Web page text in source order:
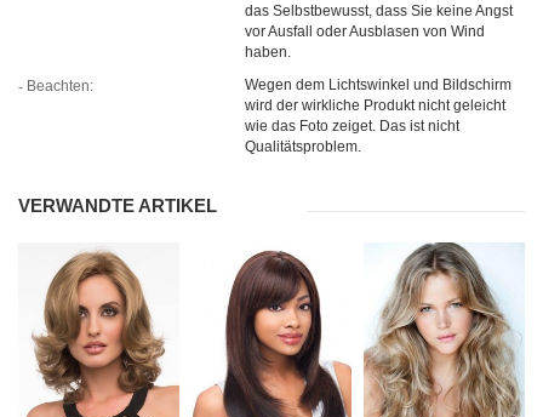
das Selbstbewusst, dass Sie keine Angst
vor Ausfall oder Ausblasen von Wind
haben.
Beachten:
Wegen dem Lichtswinkel und Bildschirm
wird der wirkliche Produkt nicht geleicht
wie das Foto zeiget. Das ist nicht
Qualitätsproblem.
VERWANDTE ARTIKEL